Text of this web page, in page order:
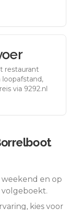
restaurant
via 9292.nl
en op
kies voor